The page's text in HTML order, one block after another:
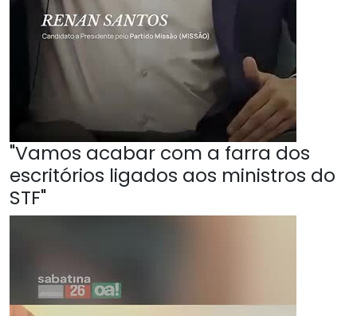
"Vamos acabar com a farra dos
escritórios ligados aos ministros do
STF"